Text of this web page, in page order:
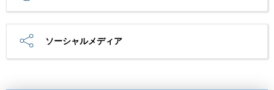
ソーシャルメディア